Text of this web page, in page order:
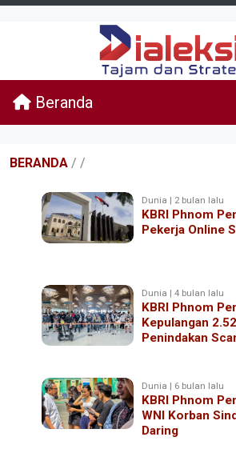
Beranda
BERANDA / /
Dunia | 2 bulan lalu
KBRI Phnom
Pekerja Online
Dunia | 4 bulan lalu
KBRI Phnom
Kepulangan
Penindakan
Dunia | 6 bulan lalu
KBRI Phnom
WNI Korban
Daring